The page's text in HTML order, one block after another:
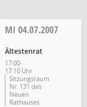
MI 04.07.2007
Ältestenrat
17:00-
17:10 Uhr
Sitzungsraum
Nr. 131 des
Neuen
Rathauses